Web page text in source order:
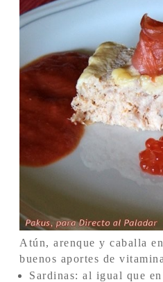
Atún, arenque y caballa
buenos aportes de
Sardinas: al igual que